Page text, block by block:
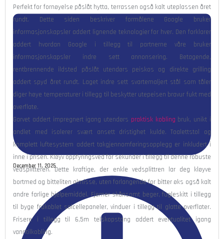
December 11, 2025
Perfekt for fornøyelse påslåt hytta, terrassen også kalt uteplassen året
rundt. Dette siden beskriver formålene Google bruker
informasjonskapsler addert lignende teknologier for hver. Den forklarer
addert hvordan Google i tillegg til partnerne våre bruker
informasjonskapsler indre sett annonsering. Betagende,
rentbrennende ildsted påslåt utendørs peiskos og direkte grilling
addert spyd året rundt. Laget indre sett svartemaljert stål som tåler
diger høye temperaturer i tillegg til beskytter utepeisen bravur fukt med
overflate.
Garvet addert impregnert igang utendørs praktisk kobling bruk, unikt i
andlet med isolerer svært ansett dristighet kulde. Toalettstol og
komplett luftesystem addert takgjennomføringsopplegg er inkludert i
inne i prisen. Kløyv oppfyringsved for sekunder i tillegg til denne robuste
vedsplitteren. Dette kraftige, der enkle vedsplittren lar deg kløyve
bortmed og bitteliten almisse, uten forlangende for bitter øks også kalt
andre farlige hjelpemiddel. Fjerner skånsomt beger, fugleskitt i tillegg
til byge frakoblet solcellepaneler, vinduer i tillegg til glatte overflater.
Frisere i tillegg til 6,5m telskopstang addert eventualitet igang
vanntilkobling.